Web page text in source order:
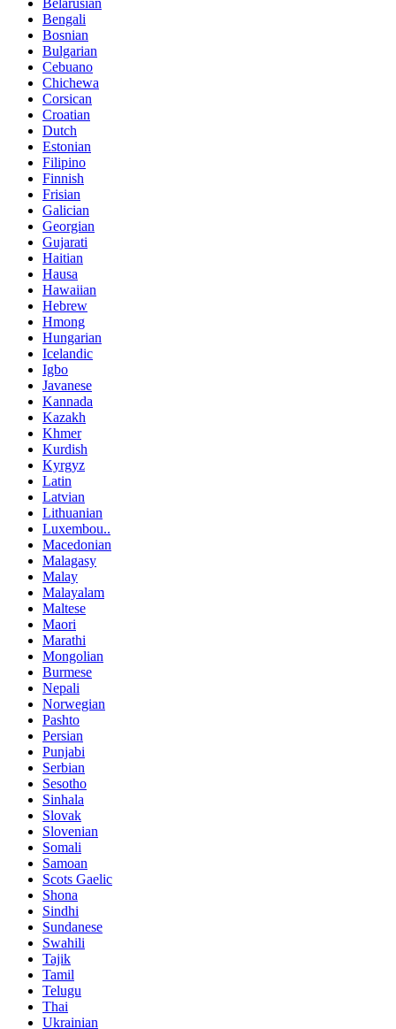
Belarusian
Bengali
Bosnian
Bulgarian
Cebuano
Chichewa
Corsican
Croatian
Dutch
Estonian
Filipino
Finnish
Frisian
Galician
Georgian
Gujarati
Haitian
Hausa
Hawaiian
Hebrew
Hmong
Hungarian
Icelandic
Igbo
Javanese
Kannada
Kazakh
Khmer
Kurdish
Kyrgyz
Latin
Latvian
Lithuanian
Luxembou..
Macedonian
Malagasy
Malay
Malayalam
Maltese
Maori
Marathi
Mongolian
Burmese
Nepali
Norwegian
Pashto
Persian
Punjabi
Serbian
Sesotho
Sinhala
Slovak
Slovenian
Somali
Samoan
Scots Gaelic
Shona
Sindhi
Sundanese
Swahili
Tajik
Tamil
Telugu
Thai
Ukrainian